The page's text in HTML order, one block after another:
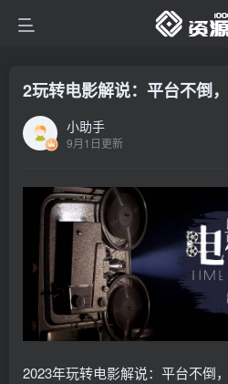
2玩转电影解说：平台不倒
小助手
9月1日更新
2023年玩转电影解说：平台不倒